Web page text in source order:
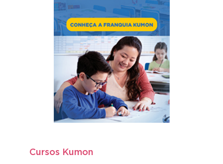
Cursos Kumon